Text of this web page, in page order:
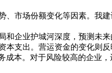
市场份额变化等因素。我
企业护城河深度，预测未来
支出。营运资金的变化则反
本。对于风险较高的企业，